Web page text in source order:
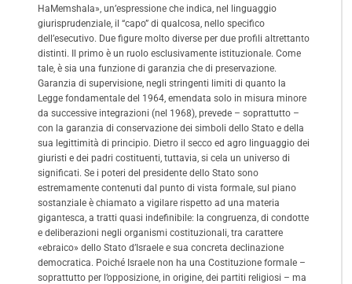
HaMemshala», un’espressione che indica, nel linguaggio
giurisprudenziale, il “capo” di qualcosa, nello specifico
dell’esecutivo. Due figure molto diverse per due profili altrettanto
distinti. Il primo è un ruolo esclusivamente istituzionale. Come
tale, è sia una funzione di garanzia che di preservazione.
Garanzia di supervisione, negli stringenti limiti di quanto la
Legge fondamentale del 1964, emendata solo in misura minore
da successive integrazioni (nel 1968), prevede – soprattutto –
con la garanzia di conservazione dei simboli dello Stato e della
sua legittimità di principio. Dietro il secco ed agro linguaggio dei
giuristi e dei padri costituenti, tuttavia, si cela un universo di
significati. Se i poteri del presidente dello Stato sono
estremamente contenuti dal punto di vista formale, sul piano
sostanziale è chiamato a vigilare rispetto ad una materia
gigantesca, a tratti quasi indefinibile: la congruenza, di condotte
e deliberazioni negli organismi costituzionali, tra carattere
«ebraico» dello Stato d’Israele e sua concreta declinazione
democratica. Poiché Israele non ha una Costituzione formale –
soprattutto per l’opposizione, in origine, dei partiti religiosi – ma